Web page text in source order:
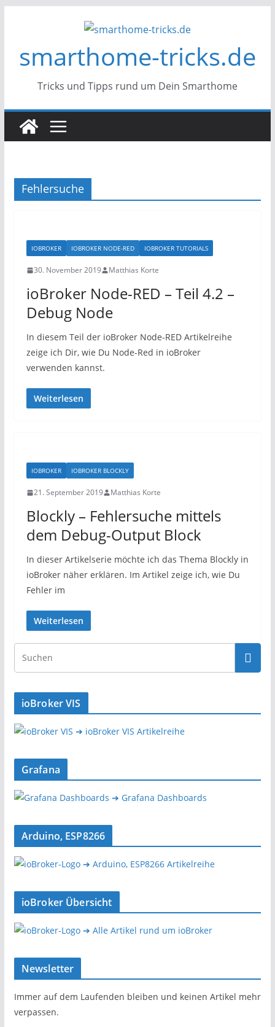
smarthome-tricks.de
Tricks und Tipps rund um Dein Smarthome
Fehlersuche
IOBROKER IOBROKER NODE-RED IOBROKER TUTORIALS
30. November 2019 Matthias Korte
ioBroker Node-RED – Teil 4.2 –
Debug Node
In diesem Teil der ioBroker Node-RED Artikelreihe
zeige ich Dir, wie Du Node-Red in ioBroker
verwenden kannst.
Weiterlesen
IOBROKER IOBROKER BLOCKLY
21. September 2019 Matthias Korte
Blockly – Fehlersuche mittels
dem Debug-Output Block
In dieser Artikelserie möchte ich das Thema Blockly in
ioBroker näher erklären. Im Artikel zeige ich, wie Du
Fehler im
Weiterlesen
ioBroker VIS
➔ ioBroker VIS Artikelreihe
Grafana
➔ Grafana Dashboards
Arduino, ESP8266
➔ Arduino, ESP8266 Artikelreihe
ioBroker Übersicht
➔ Alle Artikel rund um ioBroker
Newsletter
Immer auf dem Laufenden bleiben und keinen Artikel mehr
verpassen.